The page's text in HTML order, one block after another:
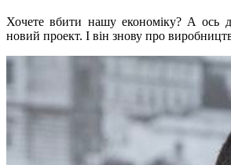
Хочете вбити нашу економіку? А ось
новий проект. І він знову про